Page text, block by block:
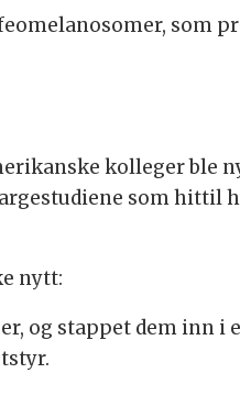
som
kolleger ble
som hittil
nytt:
og stappet dem inn i